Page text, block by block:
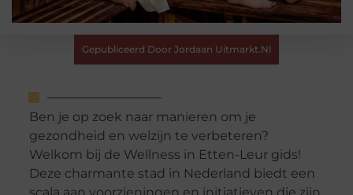
Gepubliceerd Door Jordaan Uitmarkt.nl
Ben je op zoek naar manieren om je
gezondheid en welzijn te verbeteren?
Welkom bij de Wellness in Etten-Leur gids!
Deze charmante stad in Nederland biedt een